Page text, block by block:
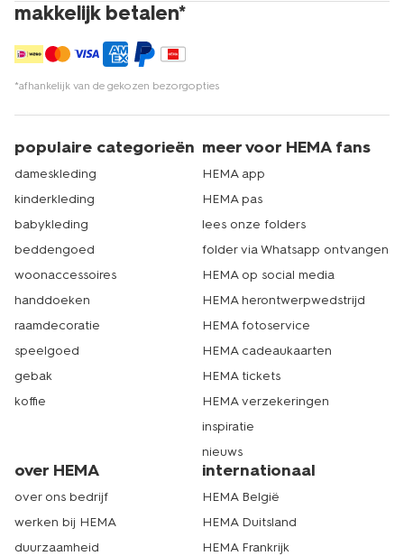
makkelijk betalen*
*afhankelijk van de gekozen bezorgopties
populaire categorieën
dameskleding
kinderkleding
babykleding
beddengoed
woonaccessoires
handdoeken
raamdecoratie
speelgoed
gebak
koffie
meer voor HEMA fans
HEMA app
HEMA pas
lees onze folders
folder via Whatsapp ontvangen
HEMA op social media
HEMA herontwerpwedstrijd
HEMA fotoservice
HEMA cadeaukaarten
HEMA tickets
HEMA verzekeringen
inspiratie
nieuws
over HEMA
over ons bedrijf
werken bij HEMA
duurzaamheid
internationaal
HEMA België
HEMA Duitsland
HEMA Frankrijk